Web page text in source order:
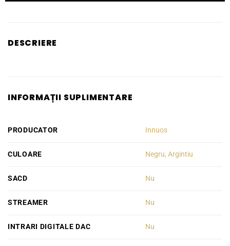
DESCRIERE
INFORMAȚII SUPLIMENTARE
PRODUCATOR Innuos
CULOARE Negru, Argintiu
SACD Nu
STREAMER Nu
INTRARI DIGITALE DAC Nu